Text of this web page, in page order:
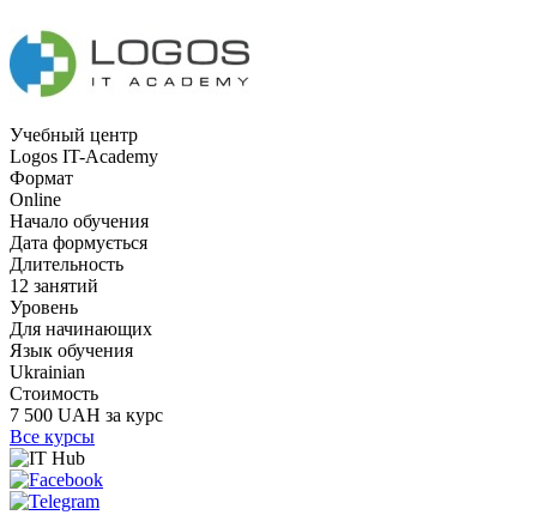
Учебный центр
Logos IT-Academy
Формат
Online
Начало обучения
Дата формується
Длительность
12 занятий
Уровень
Для начинающих
Язык обучения
Ukrainian
Стоимость
7 500 UAH за курс
Все курсы